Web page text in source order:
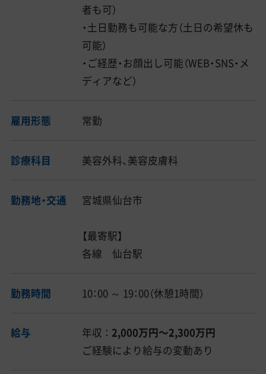
者も可）
・土日勤務も可能な方（土日の希望休も
可能）
・ご経歴・お顔出し可能（WEB・SNS・メ
ディアなど）
雇用形態 常勤
診療科目 美容外科、美容皮膚科
勤務地・交通 宮城県仙台市
【最寄駅】
各線 仙台駅
勤務時間 10：00 ～ 19：00（休憩1時間）
給与 年収 ： 2,000万円〜2,300万円
ご経験により給与の変動あり